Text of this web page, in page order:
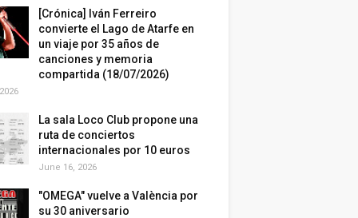
[Crónica] Iván Ferreiro
convierte el Lago de Atarfe en
un viaje por 35 años de
canciones y memoria
compartida (18/07/2026)
La sala Loco Club propone una
ruta de conciertos
internacionales por 10 euros
June 16, 2026
"OMEGA" vuelve a València por
su 30 aniversario